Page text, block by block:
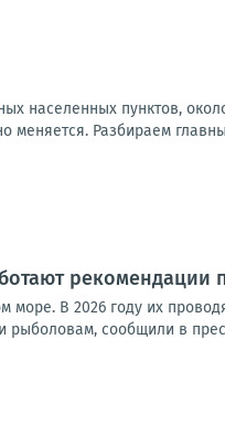
населенных пунктов,
меняется. Разбираем
рекомендации
В 2026 году их
рыболовам, сообщили в